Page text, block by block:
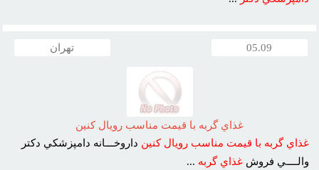
05.09 تهران
غذاي گربه با قيمت مناسب رويال کنين
غذاي گربه با قيمت مناسب رويال کنين داروخـــانه دامپزشکي دکتر
والــــي فروشغذاي گربه ...